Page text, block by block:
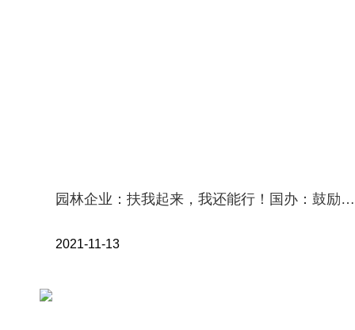
园林企业：扶我起来，我还能行！国办：鼓励和支持社会资本参与生态保护修复
2021-11-13